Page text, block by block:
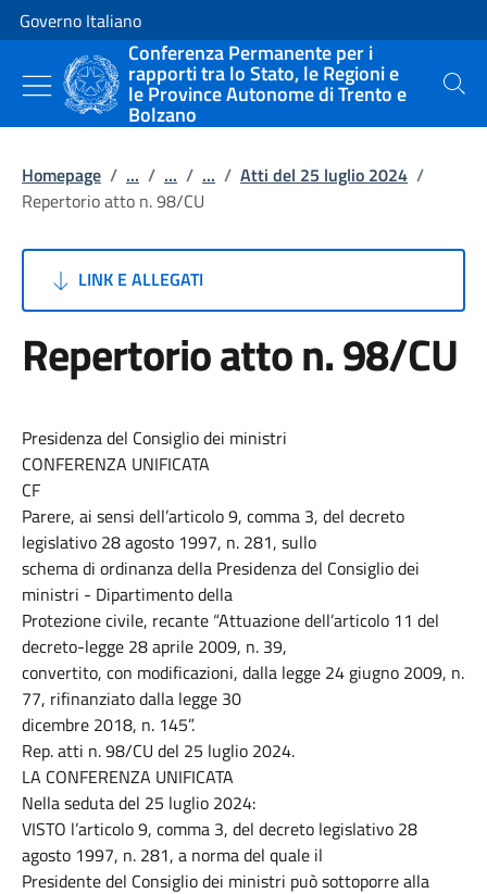
Vai al contenuto
Vai alla navigazione del sito
Governo Italiano
Conferenza Permanente per i
rapporti tra lo Stato, le Regioni e
le Province Autonome di Trento e
Bolzano
Cerca
Homepage / ... / ... / ... / Atti del 25 luglio 2024 /
Repertorio atto n. 98/CU
LINK E ALLEGATI
Repertorio atto n. 98/CU
Presidenza del Consiglio dei ministri
CONFERENZA UNIFICATA
CF
Parere, ai sensi dell’articolo 9, comma 3, del decreto
legislativo 28 agosto 1997, n. 281, sullo
schema di ordinanza della Presidenza del Consiglio dei
ministri - Dipartimento della
Protezione civile, recante “Attuazione dell’articolo 11 del
decreto-legge 28 aprile 2009, n. 39,
convertito, con modificazioni, dalla legge 24 giugno 2009, n.
77, rifinanziato dalla legge 30
dicembre 2018, n. 145”.
Rep. atti n. 98/CU del 25 luglio 2024.
LA CONFERENZA UNIFICATA
Nella seduta del 25 luglio 2024:
VISTO l’articolo 9, comma 3, del decreto legislativo 28
agosto 1997, n. 281, a norma del quale il
Presidente del Consiglio dei ministri può sottoporre alla